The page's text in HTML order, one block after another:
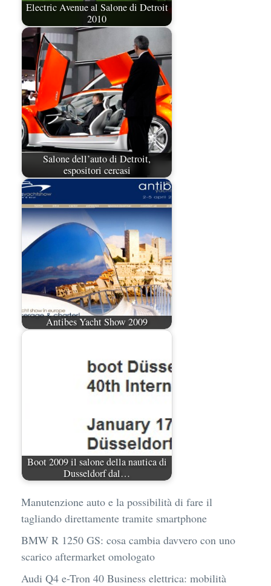
Electric Avenue al Salone di Detroit
2010
Salone dell’auto di Detroit,
espositori cercasi
Antibes Yacht Show 2009
Boot 2009 il salone della nautica di
Dusseldorf dal…
Manutenzione auto e la possibilità di fare il
tagliando direttamente tramite smartphone
BMW R 1250 GS: cosa cambia davvero con uno
scarico aftermarket omologato
Audi Q4 e-Tron 40 Business elettrica: mobilità